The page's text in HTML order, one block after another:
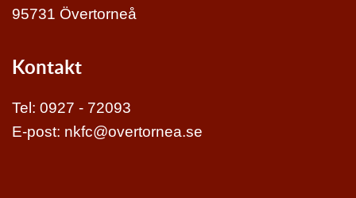
95731 Övertorneå
Kontakt
Tel: 0927 - 72093
E-post: nkfc@overtornea.se